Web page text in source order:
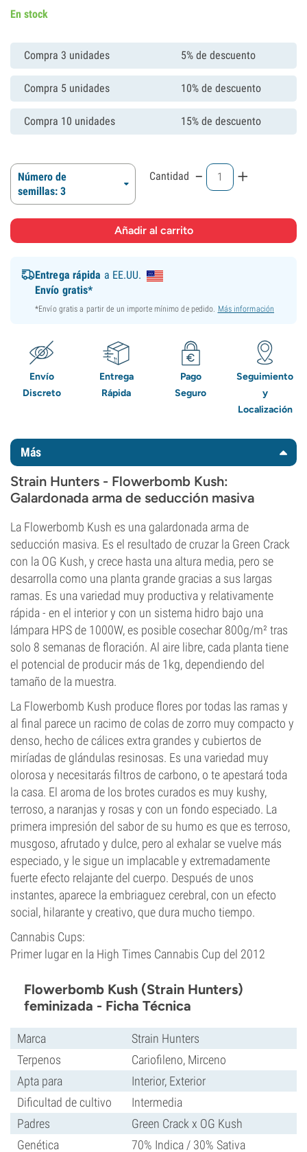
En stock
Compra 3 unidades 5% de descuento
Compra 5 unidades 10% de descuento
Compra 10 unidades 15% de descuento
Número de
semillas: 3
Cantidad - +
Entrega rápida a EE.UU.
Envío gratis*
*Envío gratis a partir de un importe mínimo de pedido. Más información
Envío
Discreto
Entrega
Rápida
Pago
Seguro
Seguimiento
y
Localización
Más
Strain Hunters - Flowerbomb Kush:
Galardonada arma de seducción masiva
La Flowerbomb Kush es una galardonada arma de
seducción masiva. Es el resultado de cruzar la Green Crack
con la OG Kush, y crece hasta una altura media, pero se
desarrolla como una planta grande gracias a sus largas
ramas. Es una variedad muy productiva y relativamente
rápida - en el interior y con un sistema hidro bajo una
lámpara HPS de 1000W, es posible cosechar 800g/m² tras
solo 8 semanas de floración. Al aire libre, cada planta tiene
el potencial de producir más de 1kg, dependiendo del
tamaño de la muestra.
La Flowerbomb Kush produce flores por todas las ramas y
al final parece un racimo de colas de zorro muy compacto y
denso, hecho de cálices extra grandes y cubiertos de
miríadas de glándulas resinosas. Es una variedad muy
olorosa y necesitarás filtros de carbono, o te apestará toda
la casa. El aroma de los brotes curados es muy kushy,
terroso, a naranjas y rosas y con un fondo especiado. La
primera impresión del sabor de su humo es que es terroso,
musgoso, afrutado y dulce, pero al exhalar se vuelve más
especiado, y le sigue un implacable y extremadamente
fuerte efecto relajante del cuerpo. Después de unos
instantes, aparece la embriaguez cerebral, con un efecto
social, hilarante y creativo, que dura mucho tiempo.
Cannabis Cups:
Primer lugar en la High Times Cannabis Cup del 2012
Flowerbomb Kush (Strain Hunters)
feminizada - Ficha Técnica
Marca
Strain Hunters
Terpenos
Cariofileno, Mirceno
Apta para
Interior, Exterior
Dificultad de cultivo
Intermedia
Padres
Green Crack x OG Kush
Genética
70% Indica / 30% Sativa